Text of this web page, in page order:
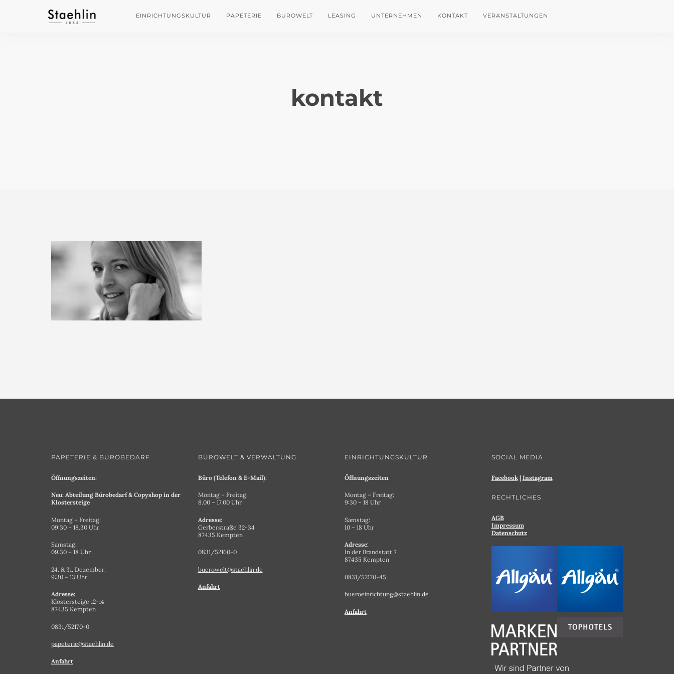
EINRICHTUNGSKULTUR PAPETERIE BÜROWELT LEASING UNTERNEHMEN KONTAKT VERANSTALTUNGEN
kontakt
PAPETERIE & BÜROBEDARF
Öffnungszeiten:
Neu: Abteilung Bürobedarf & Copyshop in der
Klostersteige
Montag – Freitag:
09:30 – 18.30 Uhr
Samstag:
09:30 – 18 Uhr
24. & 31. Dezember:
9:30 – 13 Uhr
Adresse:
Klostersteige 12-14
87435 Kempten
0831/52170-0
papeterie@staehlin.de
Anfahrt
BÜROWELT & VERWALTUNG
Büro (Telefon & E-Mail):
Montag – Freitag:
8.00 – 17.00 Uhr
Adresse:
Gerberstraße 32-34
87435 Kempten
0831/52160-0
buerowelt@staehlin.de
Anfahrt
EINRICHTUNGSKULTUR
Öffnungszeiten
Montag – Freitag:
9:30 – 18 Uhr
Samstag:
10 – 18 Uhr
Adresse:
In der Brandstatt 7
87435 Kempten
0831/52170-45
bueroeinrichtung@staehlin.de
Anfahrt
SOCIAL MEDIA
Facebook| Instagram
RECHTLICHES
AGB
Impressum
Datenschutz